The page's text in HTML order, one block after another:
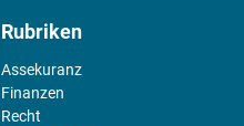
Rubriken
Assekuranz
Finanzen
Recht